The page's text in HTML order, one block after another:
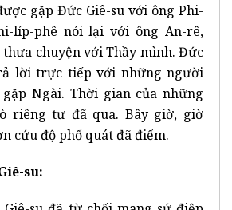
gặp Đức Giê-su với ông Phi-
líp-phê nói lại với ông An-rê,
thưa chuyện với Thầy mình. Đức
lời trực tiếp với những người
Ngài. Thời gian của những
riêng tư đã qua. Bây giờ, giờ
cứu độ phổ quát đã điểm.
su: